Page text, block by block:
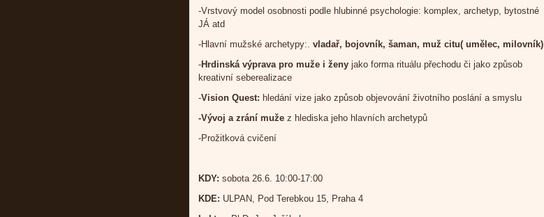
-Vrstvový model osobnosti podle hlubinné psychologie: komplex, archetyp, bytostné
JÁ atd
-Hlavní mužské archetypy:. vladař, bojovník, šaman, muž citu( umělec, milovník)
-Hrdinská výprava pro muže i ženy jako forma rituálu přechodu či jako způsob
kreativní seberealizace
-Vision Quest: hledání vize jako způsob objevování životního poslání a smyslu
-Vývoj a zrání muže z hlediska jeho hlavních archetypů
-Prožitková cvičení
KDY: sobota 26.6. 10:00-17:00
KDE: ULPAN, Pod Terebkou 15, Praha 4